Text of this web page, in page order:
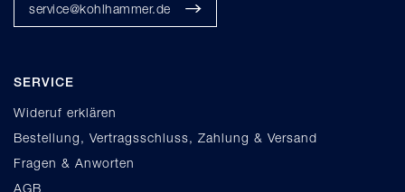
service@kohlhammer.de
SERVICE
Wideruf erklären
Bestellung, Vertragsschluss, Zahlung & Versand
Fragen & Anworten
AGB